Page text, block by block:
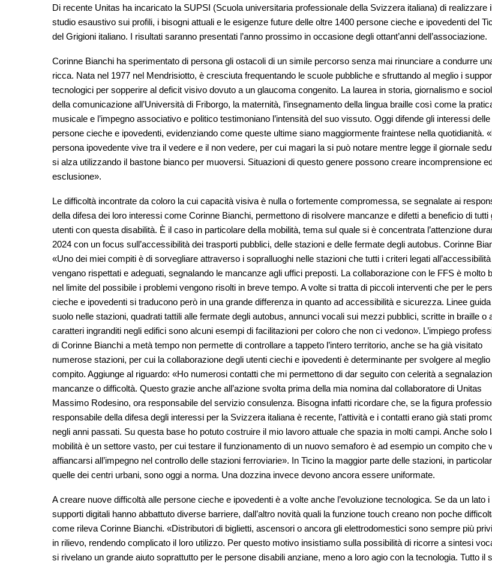
Di recente Unitas ha incaricato la SUPSI (Scuola universitaria professionale della Svizzera italiana) di realizzare
studio esaustivo sui profili, i bisogni attuali e le esigenze future delle oltre 1400 persone cieche e ipovedenti del
del Grigioni italiano. I risultati saranno presentati l’anno prossimo in occasione degli ottant’anni dell’associazione.
Corinne Bianchi ha sperimentato di persona gli ostacoli di un simile percorso senza mai rinunciare a condurre
ricca. Nata nel 1977 nel Mendrisiotto, è cresciuta frequentando le scuole pubbliche e sfruttando al meglio i
tecnologici per sopperire al deficit visivo dovuto a un glaucoma congenito. La laurea in storia, giornalismo e
della comunicazione all’Università di Friborgo, la maternità, l’insegnamento della lingua braille così come la
musicale e l’impegno associativo e politico testimoniano l’intensità del suo vissuto. Oggi difende gli interessi delle
persone cieche e ipovedenti, evidenziando come queste ultime siano maggiormente fraintese nella quotidianità.
persona ipovedente vive tra il vedere e il non vedere, per cui magari la si può notare mentre legge il giornale
si alza utilizzando il bastone bianco per muoversi. Situazioni di questo genere possono creare incomprensione
esclusione».
Le difficoltà incontrate da coloro la cui capacità visiva è nulla o fortemente compromessa, se segnalate ai
della difesa dei loro interessi come Corinne Bianchi, permettono di risolvere mancanze e difetti a beneficio di tutti
utenti con questa disabilità. È il caso in particolare della mobilità, tema sul quale si è concentrata l’attenzione
2024 con un focus sull’accessibilità dei trasporti pubblici, delle stazioni e delle fermate degli autobus. Corinne
«Uno dei miei compiti è di sorvegliare attraverso i sopralluoghi nelle stazioni che tutti i criteri legati all’accessibilità
vengano rispettati e adeguati, segnalando le mancanze agli uffici preposti. La collaborazione con le FFS è molto
nel limite del possibile i problemi vengono risolti in breve tempo. A volte si tratta di piccoli interventi che per le
cieche e ipovedenti si traducono però in una grande differenza in quanto ad accessibilità e sicurezza. Linee
suolo nelle stazioni, quadrati tattili alle fermate degli autobus, annunci vocali sui mezzi pubblici, scritte in braille o
caratteri ingranditi negli edifici sono alcuni esempi di facilitazioni per coloro che non ci vedono». L’impiego
di Corinne Bianchi a metà tempo non permette di controllare a tappeto l’intero territorio, anche se ha già visitato
numerose stazioni, per cui la collaborazione degli utenti ciechi e ipovedenti è determinante per svolgere al
compito. Aggiunge al riguardo: «Ho numerosi contatti che mi permettono di dar seguito con celerità a
mancanze o difficoltà. Questo grazie anche all’azione svolta prima della mia nomina dal collaboratore di Unitas
Massimo Rodesino, ora responsabile del servizio consulenza. Bisogna infatti ricordare che, se la figura
responsabile della difesa degli interessi per la Svizzera italiana è recente, l’attività e i contatti erano già stati
negli anni passati. Su questa base ho potuto costruire il mio lavoro attuale che spazia in molti campi. Anche solo
mobilità è un settore vasto, per cui testare il funzionamento di un nuovo semaforo è ad esempio un compito che
affiancarsi all’impegno nel controllo delle stazioni ferroviarie». In Ticino la maggior parte delle stazioni, in
quelle dei centri urbani, sono oggi a norma. Una dozzina invece devono ancora essere uniformate.
A creare nuove difficoltà alle persone cieche e ipovedenti è a volte anche l’evoluzione tecnologica. Se da un lato i
supporti digitali hanno abbattuto diverse barriere, dall’altro novità quali la funzione touch creano non poche
come rileva Corinne Bianchi. «Distributori di biglietti, ascensori o ancora gli elettrodomestici sono sempre più
in rilievo, rendendo complicato il loro utilizzo. Per questo motivo insistiamo sulla possibilità di ricorre a sintesi
si rivelano un grande aiuto soprattutto per le persone disabili anziane, meno a loro agio con la tecnologia. Tutto il